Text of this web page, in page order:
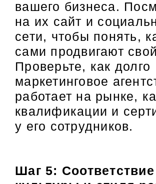
вашего бизнеса.
на их сайт и
сети, чтобы понять,
сами продвигают
Проверьте, как долго
маркетинговое
работает на рынке,
квалификации и
у его сотрудников.
Шаг 5: Соответствие